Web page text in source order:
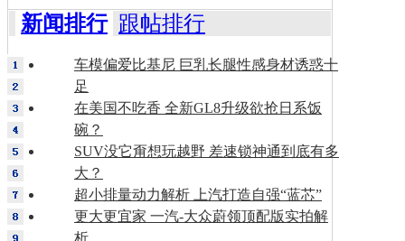
新闻排行 跟帖排行
车模偏爱比基尼 巨乳长腿性感身材诱惑十
足
在美国不吃香 全新GL8升级欲抢日系饭
碗？
SUV没它甭想玩越野 差速锁神通到底有多
大？
超小排量动力解析 上汽打造自强“蓝芯”
更大更宜家 一汽-大众蔚领顶配版实拍解